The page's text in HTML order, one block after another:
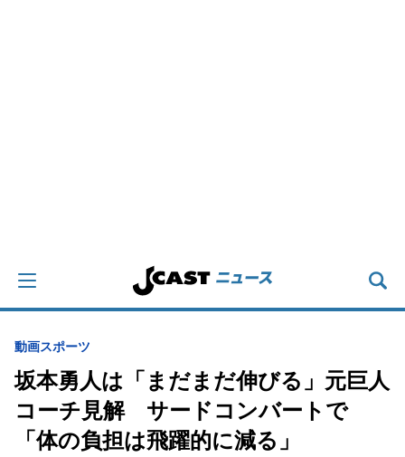
動画スポーツ
坂本勇人は「まだまだ伸びる」元巨人
コーチ見解 サードコンバートで
「体の負担は飛躍的に減る」